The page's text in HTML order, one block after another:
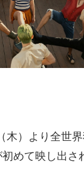
木）より全世
めて映し出さ